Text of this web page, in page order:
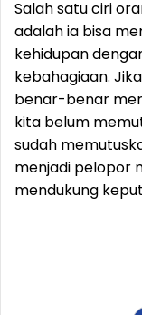
Salah satu ciri
adalah ia bisa
kehidupan
kebahagiaan.
benar-benar
kita belum
sudah
menjadi pelopor
mendukung